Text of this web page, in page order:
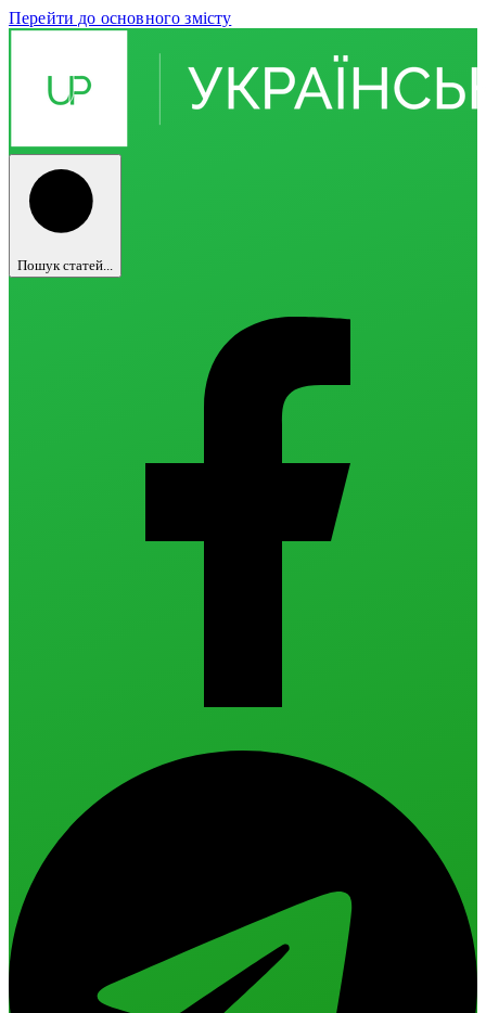
Перейти до основного змісту
Пошук статей...